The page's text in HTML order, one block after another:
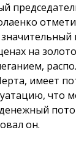
на
имеет
что
он.